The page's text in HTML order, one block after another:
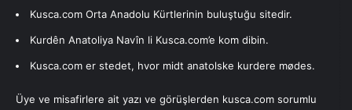
Kusca.com Orta Anadolu Kürtlerinin buluştuğu sitedir.
Kurdên Anatoliya Navîn li Kusca.com’e kom dibin.
Kusca.com er stedet, hvor midt anatolske kurdere mødes.
Üye ve misafirlere ait yazı ve görüşlerden kusca.com sorumlu